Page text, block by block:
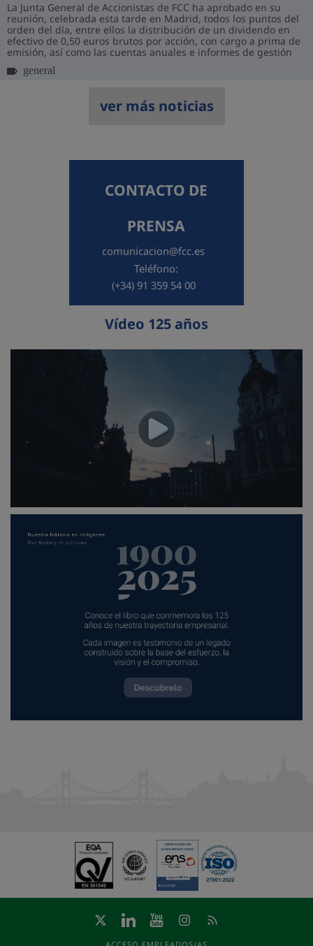
La Junta General de Accionistas de FCC ha aprobado en su
reunión, celebrada esta tarde en Madrid, todos los puntos del
orden del día, entre ellos la distribución de un dividendo en
efectivo de 0,50 euros brutos por acción, con cargo a prima de
emisión, así como las cuentas anuales e informes de gestión
correspondientes...
general
ver más noticias
CONTACTO DE
PRENSA
comunicacion@fcc.es
Teléfono:
(+34) 91 359 54 00
Vídeo 125 años
Accede al video corporativo (Se abre en nueva pestaña)